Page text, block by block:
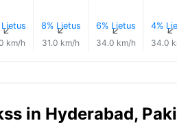
km/h
8% Lietus
↑
31.0 km/h
6% Lietus
↑
34.0 km/h
4%↑
34.0
in Hyderabad,